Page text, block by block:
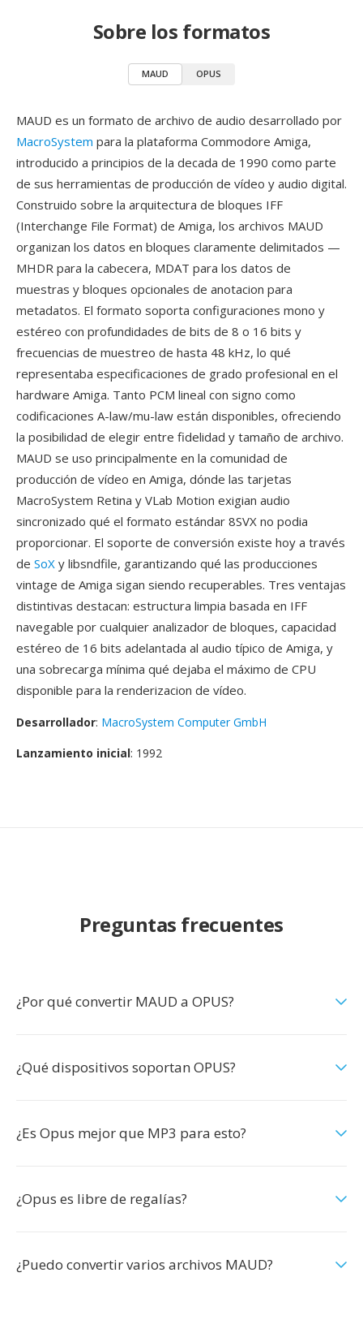
Sobre los formatos
MAUD OPUS
MAUD es un formato de archivo de audio desarrollado por
MacroSystem para la plataforma Commodore Amiga,
introducido a principios de la decada de 1990 como parte
de sus herramientas de producción de vídeo y audio digital.
Construido sobre la arquitectura de bloques IFF
(Interchange File Format) de Amiga, los archivos MAUD
organizan los datos en bloques claramente delimitados —
MHDR para la cabecera, MDAT para los datos de
muestras y bloques opcionales de anotacion para
metadatos. El formato soporta configuraciones mono y
estéreo con profundidades de bits de 8 o 16 bits y
frecuencias de muestreo de hasta 48 kHz, lo qué
representaba especificaciones de grado profesional en el
hardware Amiga. Tanto PCM lineal con signo como
codificaciones A-law/mu-law están disponibles, ofreciendo
la posibilidad de elegir entre fidelidad y tamaño de archivo.
MAUD se uso principalmente en la comunidad de
producción de vídeo en Amiga, dónde las tarjetas
MacroSystem Retina y VLab Motion exigian audio
sincronizado qué el formato estándar 8SVX no podia
proporcionar. El soporte de conversión existe hoy a través
de SoX y libsndfile, garantizando qué las producciones
vintage de Amiga sigan siendo recuperables. Tres ventajas
distintivas destacan: estructura limpia basada en IFF
navegable por cualquier analizador de bloques, capacidad
estéreo de 16 bits adelantada al audio típico de Amiga, y
una sobrecarga mínima qué dejaba el máximo de CPU
disponible para la renderizacion de vídeo.
Desarrollador: MacroSystem Computer GmbH
Lanzamiento inicial: 1992
Preguntas frecuentes
¿Por qué convertir MAUD a OPUS?
¿Qué dispositivos soportan OPUS?
¿Es Opus mejor que MP3 para esto?
¿Opus es libre de regalías?
¿Puedo convertir varios archivos MAUD?